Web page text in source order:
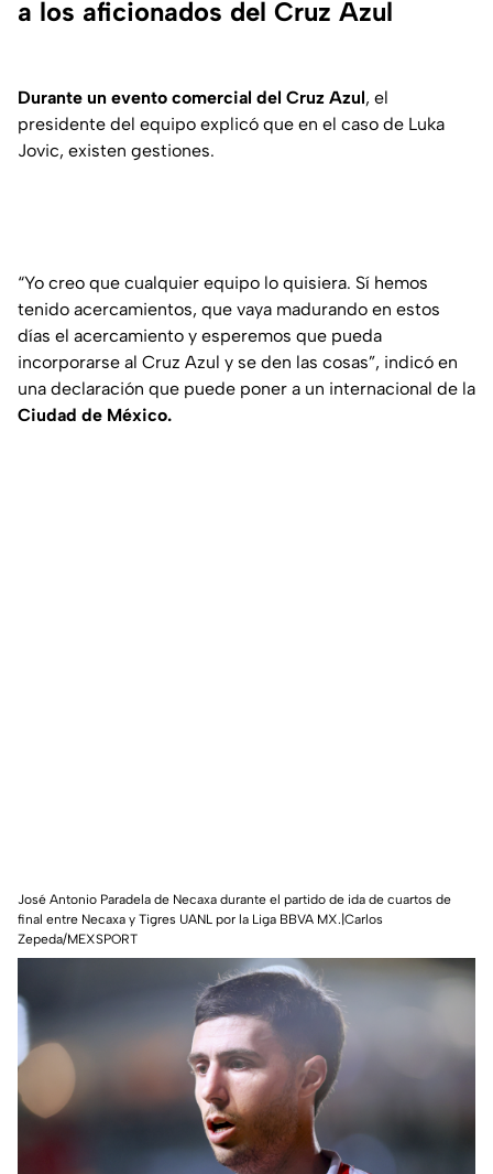
a los aficionados del Cruz Azul
Durante un evento comercial del Cruz Azul, el
presidente del equipo explicó que en el caso de Luka
Jovic, existen gestiones.
“Yo creo que cualquier equipo lo quisiera. Sí hemos
tenido acercamientos, que vaya madurando en estos
días el acercamiento y esperemos que pueda
incorporarse al Cruz Azul y se den las cosas”, indicó en
una declaración que puede poner a un internacional de la
Ciudad de México.
José Antonio Paradela de Necaxa durante el partido de ida de cuartos de
final entre Necaxa y Tigres UANL por la Liga BBVA MX.|Carlos
Zepeda/MEXSPORT